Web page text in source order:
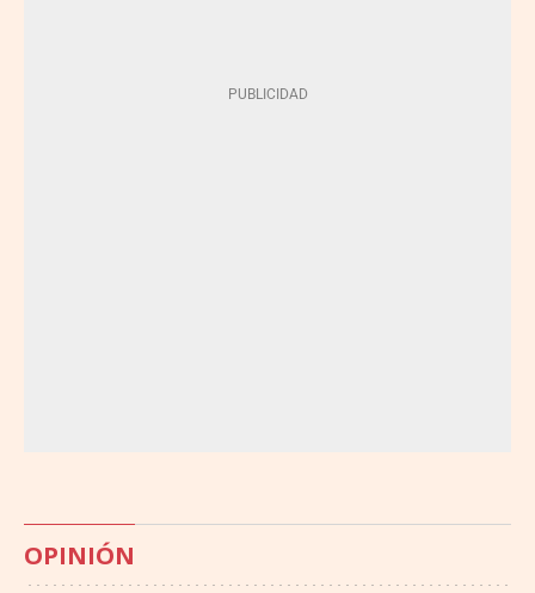
OPINIÓN